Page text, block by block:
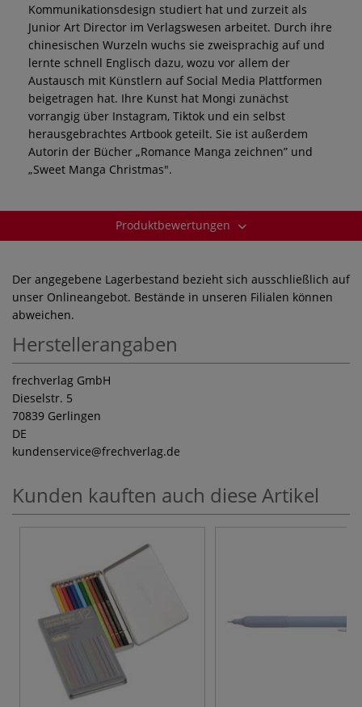
Kommunikationsdesign studiert hat und zurzeit als
Junior Art Director im Verlagswesen arbeitet. Durch ihre
chinesischen Wurzeln wuchs sie zweisprachig auf und
lernte schnell Englisch dazu, wozu vor allem der
Austausch mit Künstlern auf Social Media Plattformen
beigetragen hat. Ihre Kunst hat Mongi zunächst
vorrangig über Instagram, Tiktok und ein selbst
herausgebrachtes Artbook geteilt. Sie ist außerdem
Autorin der Bücher „Romance Manga zeichnen” und
„Sweet Manga Christmas".
Produktbewertungen
Der angegebene Lagerbestand bezieht sich ausschließlich auf
unser Onlineangebot. Bestände in unseren Filialen können
abweichen.
Herstellerangaben
frechverlag GmbH
Dieselstr. 5
70839 Gerlingen
DE
kundenservice@frechverlag.de
Kunden kauften auch diese Artikel